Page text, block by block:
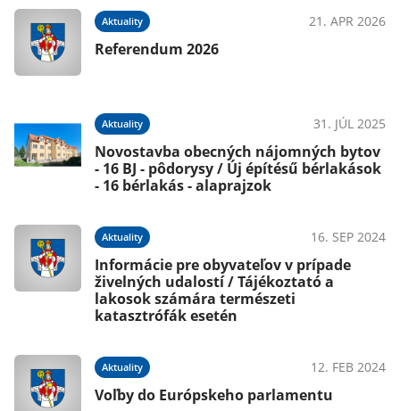
Aktuality 21. APR 2026
Referendum 2026
Aktuality 31. JÚL 2025
Novostavba obecných nájomných bytov
- 16 BJ - pôdorysy / Új építésű bérlakások
- 16 bérlakás - alaprajzok
Aktuality 16. SEP 2024
Informácie pre obyvateľov v prípade
živelných udalostí / Tájékoztató a
lakosok számára természeti
katasztrófák esetén
Aktuality 12. FEB 2024
Voľby do Európskeho parlamentu